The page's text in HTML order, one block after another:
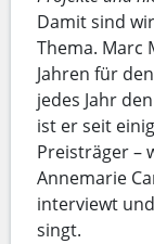
Damit sind
Thema. Marc
Jahren für
jedes Jahr
ist er seit
Preisträger –
Annemarie
interviewt
singt.